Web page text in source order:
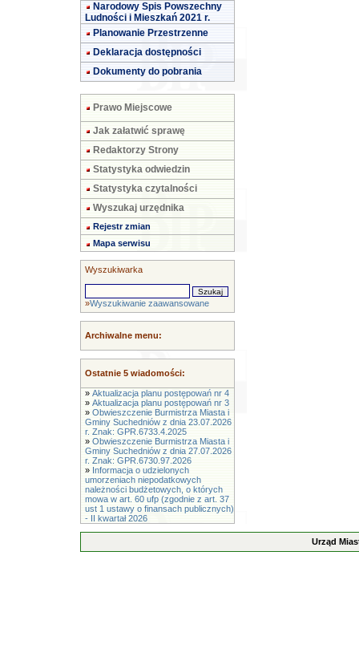
Narodowy Spis Powszechny
Ludności i Mieszkań 2021 r.
Planowanie Przestrzenne
Deklaracja dostępności
Dokumenty do pobrania
Prawo Miejscowe
Jak załatwić sprawę
Redaktorzy Strony
Statystyka odwiedzin
Statystyka czytalności
Wyszukaj urzędnika
Rejestr zmian
Mapa serwisu
Wyszukiwarka
»Wyszukiwanie zaawansowane
Archiwalne menu:
Ostatnie 5 wiadomości:
» Aktualizacja planu postępowań nr 4
» Aktualizacja planu postępowań nr 3
» Obwieszczenie Burmistrza Miasta i
Gminy Suchedniów z dnia 23.07.2026
r. Znak: GPR.6733.4.2025
» Obwieszczenie Burmistrza Miasta i
Gminy Suchedniów z dnia 27.07.2026
r. Znak: GPR.6730.97.2026
» Informacja o udzielonych
umorzeniach niepodatkowych
należności budżetowych, o których
mowa w art. 60 ufp (zgodnie z art. 37
ust 1 ustawy o finansach publicznych)
- II kwartał 2026
Urząd